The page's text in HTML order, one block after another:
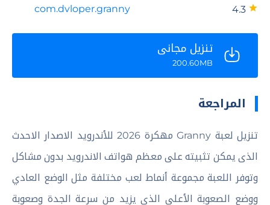
com.dvloper.granny
تنزيل مجاني
200.60MB
المراجعة
تنزيل لعبة Granny مهكرة 2026 للأندرويد الاصدار الاحدث
الذى يمكن تثبيته على معظم هواتف الاندرويد بدون مشاكل
وتوفر اللعبة مجموعة أنماط لعب مختلفة مثل الوضع العادي
ووضع الصعوبة الأعلى الذي يزيد من سرعة الجدة وصعوبة